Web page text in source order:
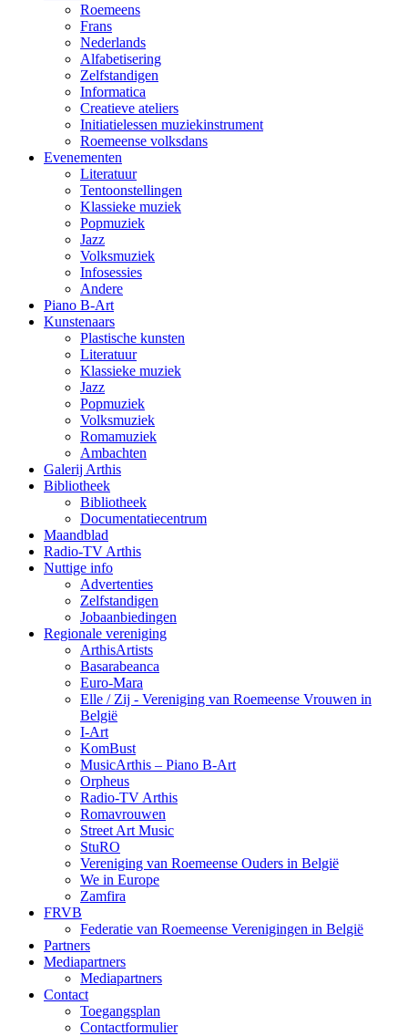
Roemeens
Frans
Nederlands
Alfabetisering
Zelfstandigen
Informatica
Creatieve ateliers
Initiatielessen muziekinstrument
Roemeense volksdans
Evenementen
Literatuur
Tentoonstellingen
Klassieke muziek
Popmuziek
Jazz
Volksmuziek
Infosessies
Andere
Piano B-Art
Kunstenaars
Plastische kunsten
Literatuur
Klassieke muziek
Jazz
Popmuziek
Volksmuziek
Romamuziek
Ambachten
Galerij Arthis
Bibliotheek
Bibliotheek
Documentatiecentrum
Maandblad
Radio-TV Arthis
Nuttige info
Advertenties
Zelfstandigen
Jobaanbiedingen
Regionale vereniging
ArthisArtists
Basarabeanca
Euro-Mara
Elle / Zij - Vereniging van Roemeense Vrouwen in
België
I-Art
KomBust
MusicArthis – Piano B-Art
Orpheus
Radio-TV Arthis
Romavrouwen
Street Art Music
StuRO
Vereniging van Roemeense Ouders in België
We in Europe
Zamfira
FRVB
Federatie van Roemeense Verenigingen in België
Partners
Mediapartners
Mediapartners
Contact
Toegangsplan
Contactformulier